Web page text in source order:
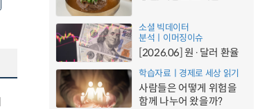
소셜 빅데이터
분석ㅣ이머징이슈
[2026.06] 원·달러 환율
학습자료ㅣ경제로 세상 읽기
사람들은 어떻게 위험을
함께 나누어 왔을까?